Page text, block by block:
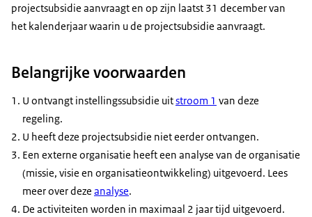
projectsubsidie aanvraagt en op zijn laatst 31 december van
het kalenderjaar waarin u de projectsubsidie aanvraagt.
Belangrijke voorwaarden
U ontvangt instellingssubsidie uitstroom 1 van deze
regeling.
U heeft deze projectsubsidie niet eerder ontvangen.
Een externe organisatie heeft een analyse van de organisatie
(missie, visie en organisatieontwikkeling) uitgevoerd. Lees
meer over deze analyse.
De activiteiten worden in maximaal 2 jaar tijd uitgevoerd.